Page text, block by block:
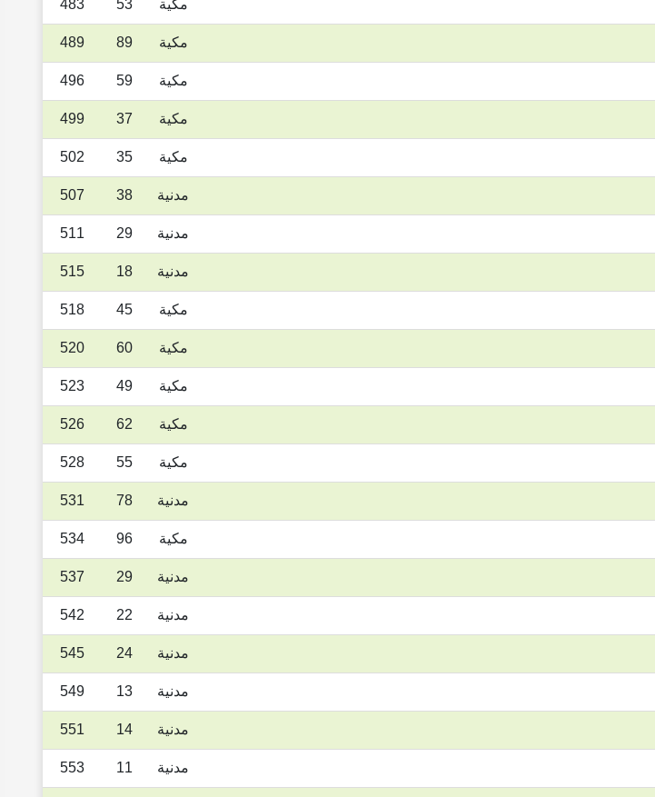
مكية 53
483
مكية 89
489
مكية 59
496
مكية 37
499
مكية 35
502
مدنية 38
507
مدنية 29
511
مدنية 18
515
مكية 45
518
مكية 60
520
مكية 49
523
مكية 62
526
مكية 55
528
مدنية 78
531
مكية 96
534
مدنية 29
537
مدنية 22
542
مدنية 24
545
مدنية 13
549
مدنية 14
551
مدنية 11
553